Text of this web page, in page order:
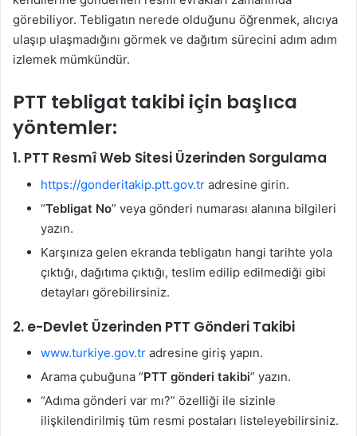
görebiliyor. Tebligatın nerede olduğunu öğrenmek, alıcıya
ulaşıp ulaşmadığını görmek ve dağıtım sürecini adım adım
izlemek mümkündür.
PTT tebligat takibi için başlıca
yöntemler:
1. PTT Resmî Web Sitesi Üzerinden Sorgulama
https://gonderitakip.ptt.gov.tr adresine girin.
“Tebligat No” veya gönderi numarası alanına bilgileri
yazın.
Karşınıza gelen ekranda tebligatın hangi tarihte yola
çıktığı, dağıtıma çıktığı, teslim edilip edilmediği gibi
detayları görebilirsiniz.
2. e-Devlet Üzerinden PTT Gönderi Takibi
www.turkiye.gov.tr adresine giriş yapın.
Arama çubuğuna “PTT gönderi takibi” yazın.
“Adıma gönderi var mı?” özelliği ile sizinle
ilişkilendirilmiş tüm resmi postaları listeleyebilirsiniz.